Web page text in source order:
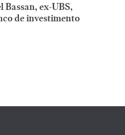
ex-UBS,
de investimento